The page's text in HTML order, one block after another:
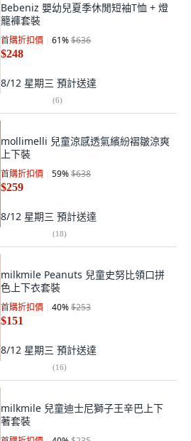
Bebeniz 嬰幼兒夏季休閒短袖T恤 + 燈
籠褲套裝
首購折扣價 61%$636
$248
8/12 星期三 預計送達
(6)
mollimelli 兒童涼感透氣繽紛褶皺涼爽
上下裝
首購折扣價 59%$638
$259
8/12 星期三 預計送達
(18)
milkmile Peanuts 兒童史努比領口拼
色上下衣套裝
首購折扣價 40%$253
$151
8/12 星期三 預計送達
(16)
milkmile 兒童迪士尼獅子王辛巴上下
著套裝